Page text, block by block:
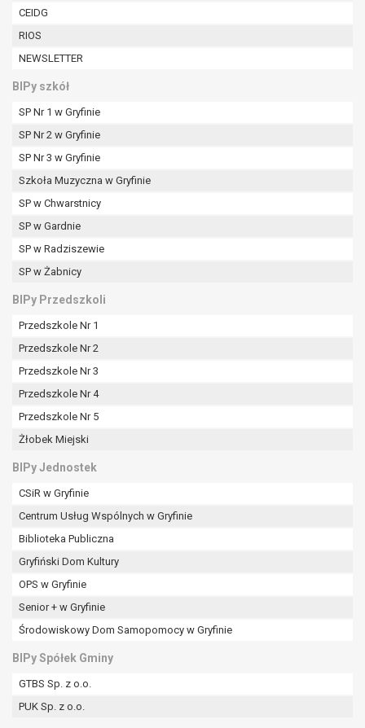
CEIDG
RIOS
NEWSLETTER
BIPy szkół
SP Nr 1 w Gryfinie
SP Nr 2 w Gryfinie
SP Nr 3 w Gryfinie
Szkoła Muzyczna w Gryfinie
SP w Chwarstnicy
SP w Gardnie
SP w Radziszewie
SP w Żabnicy
BIPy Przedszkoli
Przedszkole Nr 1
Przedszkole Nr 2
Przedszkole Nr 3
Przedszkole Nr 4
Przedszkole Nr 5
Żłobek Miejski
BIPy Jednostek
CSiR w Gryfinie
Centrum Usług Wspólnych w Gryfinie
Biblioteka Publiczna
Gryfiński Dom Kultury
OPS w Gryfinie
Senior + w Gryfinie
Środowiskowy Dom Samopomocy w Gryfinie
BIPy Spółek Gminy
GTBS Sp. z o.o.
PUK Sp. z o.o.
lit a RODO), przysługuje Pani/Panu prawo do
przetwarzania, którego dokonano na podstawie
zgody przed jej cofnięciem.
organu nadzorczego na niezgodne z prawem
przetwarzanie Pani/Pana danych osobowych
przez administratora.
Organem właściwym do wniesienia skargi jest
dane osobowe, podanie danych osobowych jest
dobrowolne albo jest wymogiem ustawowym lub
Pani/Pana dane nie będą poddawane
zautomatyzowanemu podejmowaniu decyzji, w
tym również profilowaniu.